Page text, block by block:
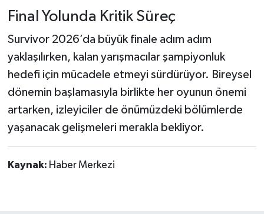
Final Yolunda Kritik Süreç
Survivor 2026’da büyük finale adım adım
yaklaşılırken, kalan yarışmacılar şampiyonluk
hedefi için mücadele etmeyi sürdürüyor. Bireysel
dönemin başlamasıyla birlikte her oyunun önemi
artarken, izleyiciler de önümüzdeki bölümlerde
yaşanacak gelişmeleri merakla bekliyor.
Kaynak: Haber Merkezi